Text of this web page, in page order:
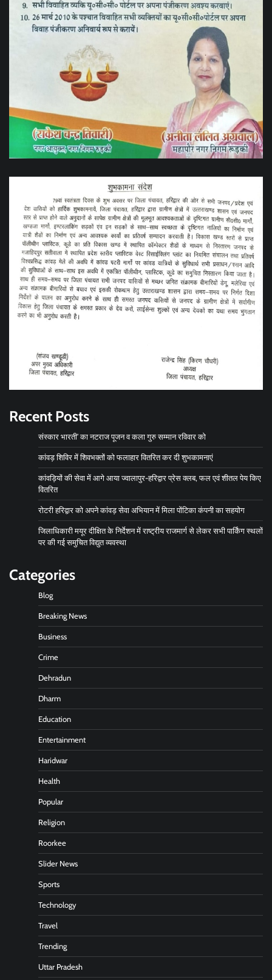
Recent Posts
संस्कार भारती’ का नटराज पूजन व कला गुरु सम्मान रविवार को
कांवड़ शिविर में शिवभक्तों को फलाहार वितरित कर दी शुभकामनाएं
कांवड़ियों की सेवा में आगे आया ज्वालापुर-हरिद्वार प्रेस क्लब, फल एवं शीतल पेय किए
वितरित
रोटरी हरिद्वार को अपने कांवड़ सेवा अभियान में मिला पोंटिका कंपनी का सहयोग
जिलाधिकारी मयूर दीक्षित के निर्देशन में राष्ट्रीय राजमार्ग से लेकर सभी पार्किंग स्थलों
पर की गई समुचित विद्युत व्यवस्था
Categories
Blog
Breaking News
Business
Crime
Dehradun
Dharm
Education
Entertainment
Haridwar
Health
Popular
Religion
Roorkee
Slider News
Sports
Technology
Travel
Trending
Uttar Pradesh